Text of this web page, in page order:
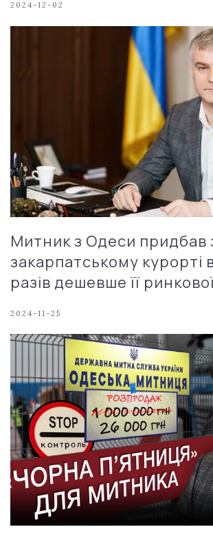
2024-12-02
Митник з Одеси придбав
закарпатському курорті
разів дешевше її
2024-11-25